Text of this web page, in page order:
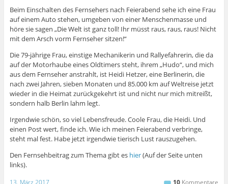
Beim Einschalten des Fernsehers nach Feierabend sehe ich eine Frau
auf einem Auto stehen, umgeben von einer Menschenmasse und
höre sie sagen „Die Welt ist ganz toll! Ihr müsst raus, raus, raus! Nicht
mit dem Arsch vorm Fernseher sitzen!“
Die 79-jährige Frau, einstige Mechanikerin und Rallyefahrerin, die da
auf der Motorhaube eines Oldtimers steht, ihrem „Hudo“, und mich
aus dem Fernseher anstrahlt, ist Heidi Hetzer, eine Berlinerin, die
nach zwei Jahren, sieben Monaten und 85.000 km auf Weltreise jetzt
wieder in die Heimat zurückgekehrt ist und nicht nur mich mitreißt,
sondern halb Berlin lahm legt.
Irgendwie schön, so viel Lebensfreude. Coole Frau, die Heidi. Und
einen Post wert, finde ich. Wie ich meinen Feierabend verbringe,
steht mal fest. Habe jetzt irgendwie tierisch Lust rauszugehen.
Den Fernsehbeitrag zum Thema gibt es hier(Auf der Seite unten
links).
13. März 2017 10 Kommentare